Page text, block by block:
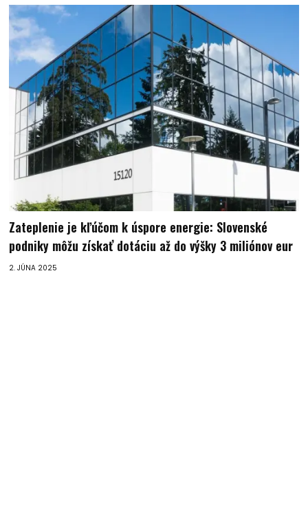
Zateplenie je kľúčom k úspore energie: Slovenské
podniky môžu získať dotáciu až do výšky 3 miliónov eur
2. JÚNA 2025